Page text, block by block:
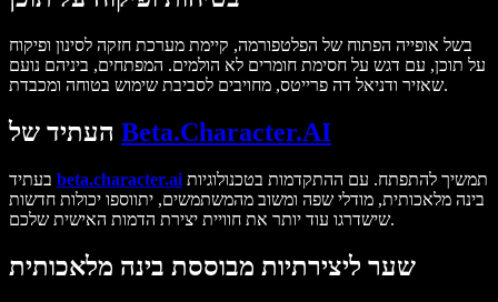
בשל אופייה הפתוח של הפלטפורמה, קיימת מערכת חזקה לסינון ופיקוח
על תוכן, עם דגש על חסימת חומרים לא הולמים. המפתחים, ביניהם נועם
שאזיר ודניאל דה פרייטס, מחויבים לסביבת שימוש בטוחה ומכבדת.
Beta.Character.AI
beta.character.ai
בינה מלאכותית, מודלי שפה ומשוב מהמשתמשים, יתווספו יכולות חדשות
שישדרגו עוד יותר את חוויית יצירת הדמות האישית שלכם.
שער ליצירתיות מבוססת בינה מלאכותית